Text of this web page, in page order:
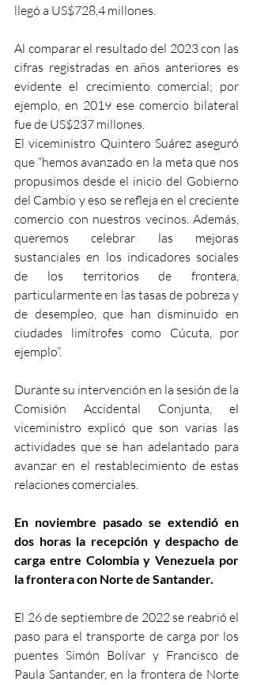
llegó a US$728,4 millones.
Al comparar el resultado del 2023 con las
cifras registradas en años anteriores es
evidente el crecimiento comercial; por
ejemplo, en 2019 ese comercio bilateral
fue de US$237 millones.
El viceministro Quintero Suárez aseguró
que “hemos avanzado en la meta que nos
propusimos desde el inicio del Gobierno
del Cambio y eso se refleja en el creciente
comercio con nuestros vecinos. Además,
queremos celebrar las mejoras
sustanciales en los indicadores sociales
de los territorios de frontera,
particularmente en las tasas de pobreza y
de desempleo, que han disminuido en
ciudades limítrofes como Cúcuta, por
ejemplo”.
Durante su intervención en la sesión de la
Comisión Accidental Conjunta, el
viceministro explicó que son varias las
actividades que se han adelantado para
avanzar en el restablecimiento de estas
relaciones comerciales.
En noviembre pasado se extendió en
dos horas la recepción y despacho de
carga entre Colombia y Venezuela por
la frontera con Norte de Santander.
El 26 de septiembre de 2022 se reabrió el
paso para el transporte de carga por los
puentes Simón Bolívar y Francisco de
Paula Santander, en la frontera de Norte